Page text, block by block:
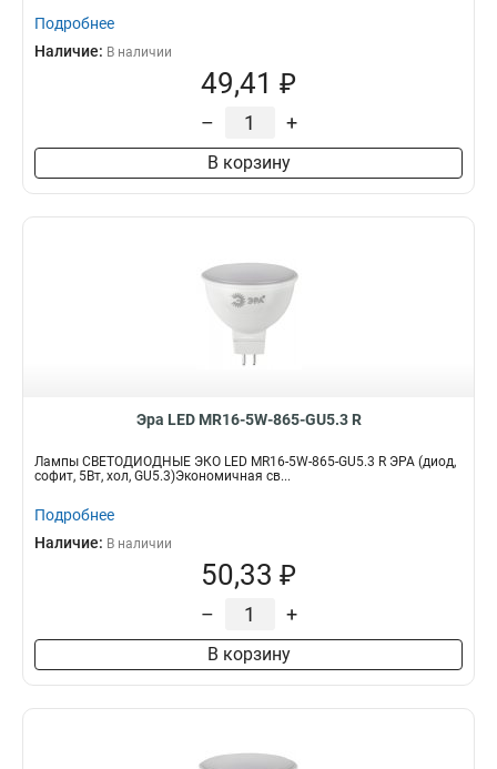
Подробнее
Наличие: В наличии
49,41 ₽
– +
В корзину
Эра LED MR16-5W-865-GU5.3 R
Лампы СВЕТОДИОДНЫЕ ЭКО LED MR16-5W-865-GU5.3 R ЭРА (диод,
софит, 5Вт, хол, GU5.3)Экономичная св...
Подробнее
Наличие: В наличии
50,33 ₽
– +
В корзину